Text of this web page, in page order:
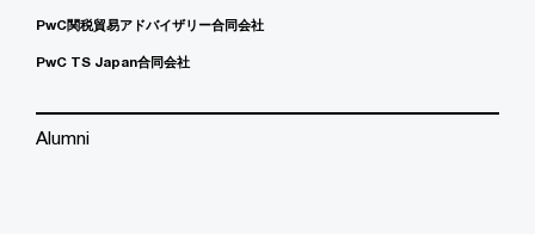
PwC関税貿易アドバイザリー合同会社
PwC TS Japan合同会社
Alumni